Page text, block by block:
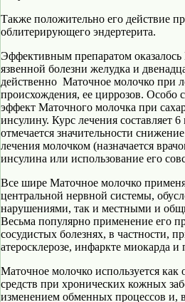
Также положительно его действие
облитерирующего эндертерита.
Эффективным препаратом
язвенной болезни желудка и
действенно Маточное молочко при
происхождения, ее циррозов. Особо
эффект Маточного молочка при
инсулину. Курс лечения составляет
отмечается значительности
лечения молочком (назначается
инсулина или использование его
Все шире Маточное молочко
центральной нервной системы,
нарушениями, так и местными и
Весьма популярно применение его
сосудистых болезнях, в частности,
атеросклерозе, инфаркте миокарда
Маточное молочко используется
средств при хронических кожных
изменением обменных процессов и,